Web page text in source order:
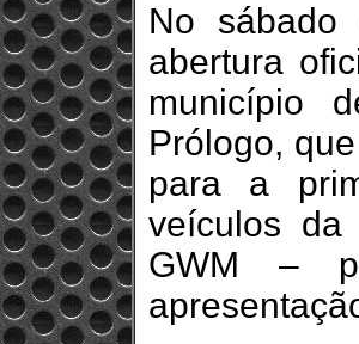
No sábado
abertura
município
Prólogo,
para a
veículos
GWM –